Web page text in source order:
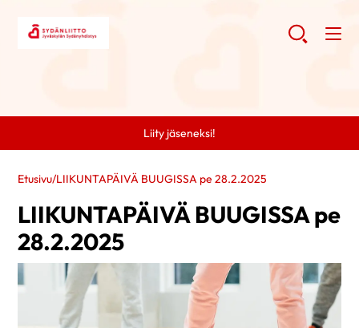
Liity jäseneksi!
Etusivu/LIIKUNTAPÄIVÄ BUUGISSA pe 28.2.2025
LIIKUNTAPÄIVÄ BUUGISSA pe
28.2.2025